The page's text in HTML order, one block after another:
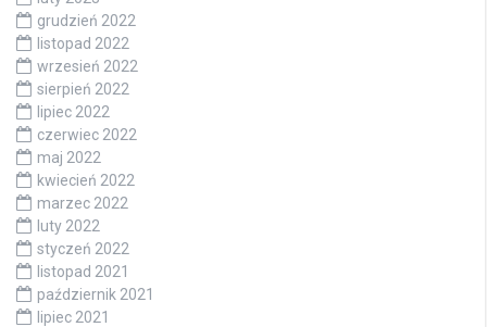
grudzień 2022
listopad 2022
wrzesień 2022
sierpień 2022
lipiec 2022
czerwiec 2022
maj 2022
kwiecień 2022
marzec 2022
luty 2022
styczeń 2022
listopad 2021
październik 2021
lipiec 2021